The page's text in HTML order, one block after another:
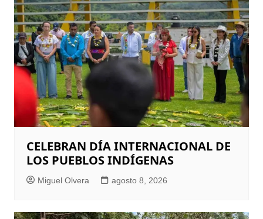
CELEBRAN DÍA INTERNACIONAL DE
LOS PUEBLOS INDÍGENAS
Miguel Olvera agosto 8, 2026